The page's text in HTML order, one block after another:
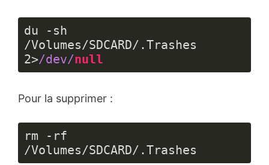
du -sh
2>/dev/null
code :
(javascript)
Pour la supprimer :
rm -rf
/Volumes/SDCARD/.Trashes